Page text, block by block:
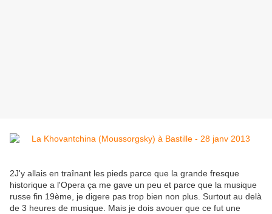
2J'y allais en traînant les pieds parce que la grande fresque
historique a l'Opera ça me gave un peu et parce que la musique
russe fin 19ème, je digere pas trop bien non plus. Surtout au delà
de 3 heures de musique. Mais je dois avouer que ce fut une